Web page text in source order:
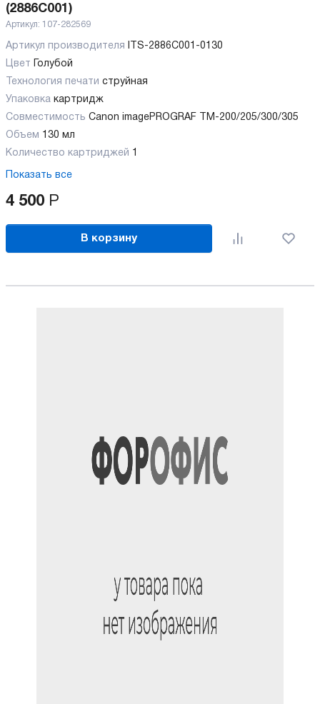
(2886C001)
Артикул: 107-282569
Артикул производителя
ITS-2886C001-0130
Цвет
Голубой
Технология печати струйная
Упаковка картридж
Совместимость Canon imagePROGRAF TM-200/205/300/305
Объем
130 мл
Количество картриджей
1
Показать все
4 500 Р
В корзину